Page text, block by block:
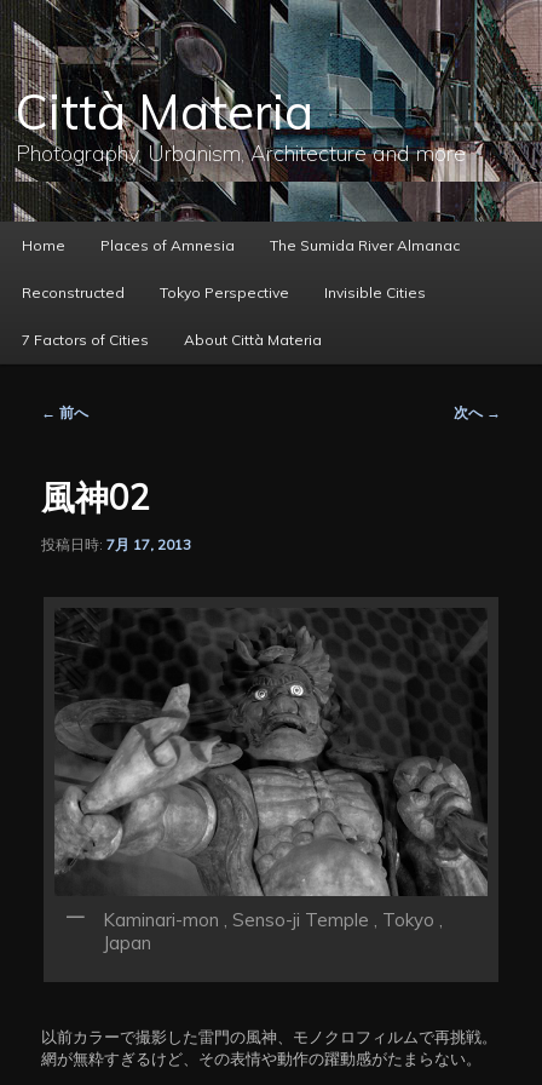
メ
イ
ン
コ
ン
テ
ン
へ
移
動
Città Materia
Photography, Urbanism, Architecture and more
ー
Home Places of Amnesia The Sumida River Almanac
Reconstructed Tokyo Perspective Invisible Cities
7 Factors of Cities About Città Materia
ビ
ゲ
シ
ン
← 前へ 次へ →
風神02
投稿日時:7月 17, 2013
Kaminari-mon , Senso-ji Temple , Tokyo ,
Japan
以前カラーで撮影した雷門の風神、モノクロフィルムで再挑戦。
網が無粋すぎるけど、その表情や動作の躍動感がたまらない。